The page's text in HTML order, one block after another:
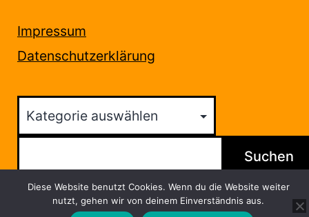
Impressum
Datenschutzerklärung
Suchen
Diese Website benutzt Cookies. Wenn du die Website weiter
nutzt, gehen wir von deinem Einverständnis aus.